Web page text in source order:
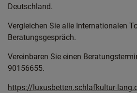
Deutschland.
Vergleichen Sie alle Internationalen
Beratungsgespräch.
Vereinbaren Sie einen
90156655.
https://luxusbetten.schlafkultur-